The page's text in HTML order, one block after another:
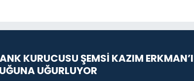
KURUCUSU ŞEMSİ KAZIM ERKMAN’I
UĞURLUYOR